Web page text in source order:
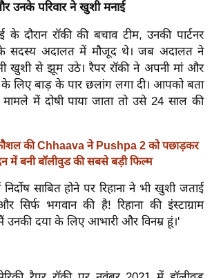
उनके परिवार ने खुशी मनाई
दौरान रॉकी की बचाव टीम, उनकी पार्टनर
के सदस्य अदालत में मौजूद थे। जब अदालत ने
खुशी से झूम उठे। रैपर रॉकी ने अपनी मां और
के लिए बाड़ के पार छलांग लगा दी। आपको बता
में दोषी पाया जाता तो उसे 24 साल की
की Chhaava ने Pushpa 2 को पछाड़कर
में बनी बॉलीवुड की सबसे बड़ी फिल्म
साबित होने पर रिहाना ने भी खुशी जताई
सिर्फ भगवान की है! रिहाना की इंस्टाग्राम
उनकी दया के लिए आभारी और विनम्र हूं।'